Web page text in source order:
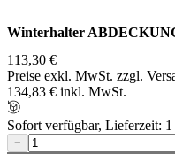
Winterhalter
113,30 €
Preise exkl. MwSt. zzgl.
134,83 € inkl. MwSt.
Sofort verfügbar, Lieferzeit:
−